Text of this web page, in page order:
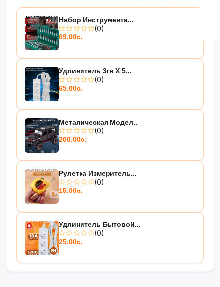
Набор Инструмента...
(0)
69.00с.
Удлинитель 3гн Х 5...
(0)
65.00с.
Металическая Модел...
(0)
200.00с.
Рулетка Измеритель...
(0)
15.00с.
Удлинитель Бытовой...
(0)
25.00с.